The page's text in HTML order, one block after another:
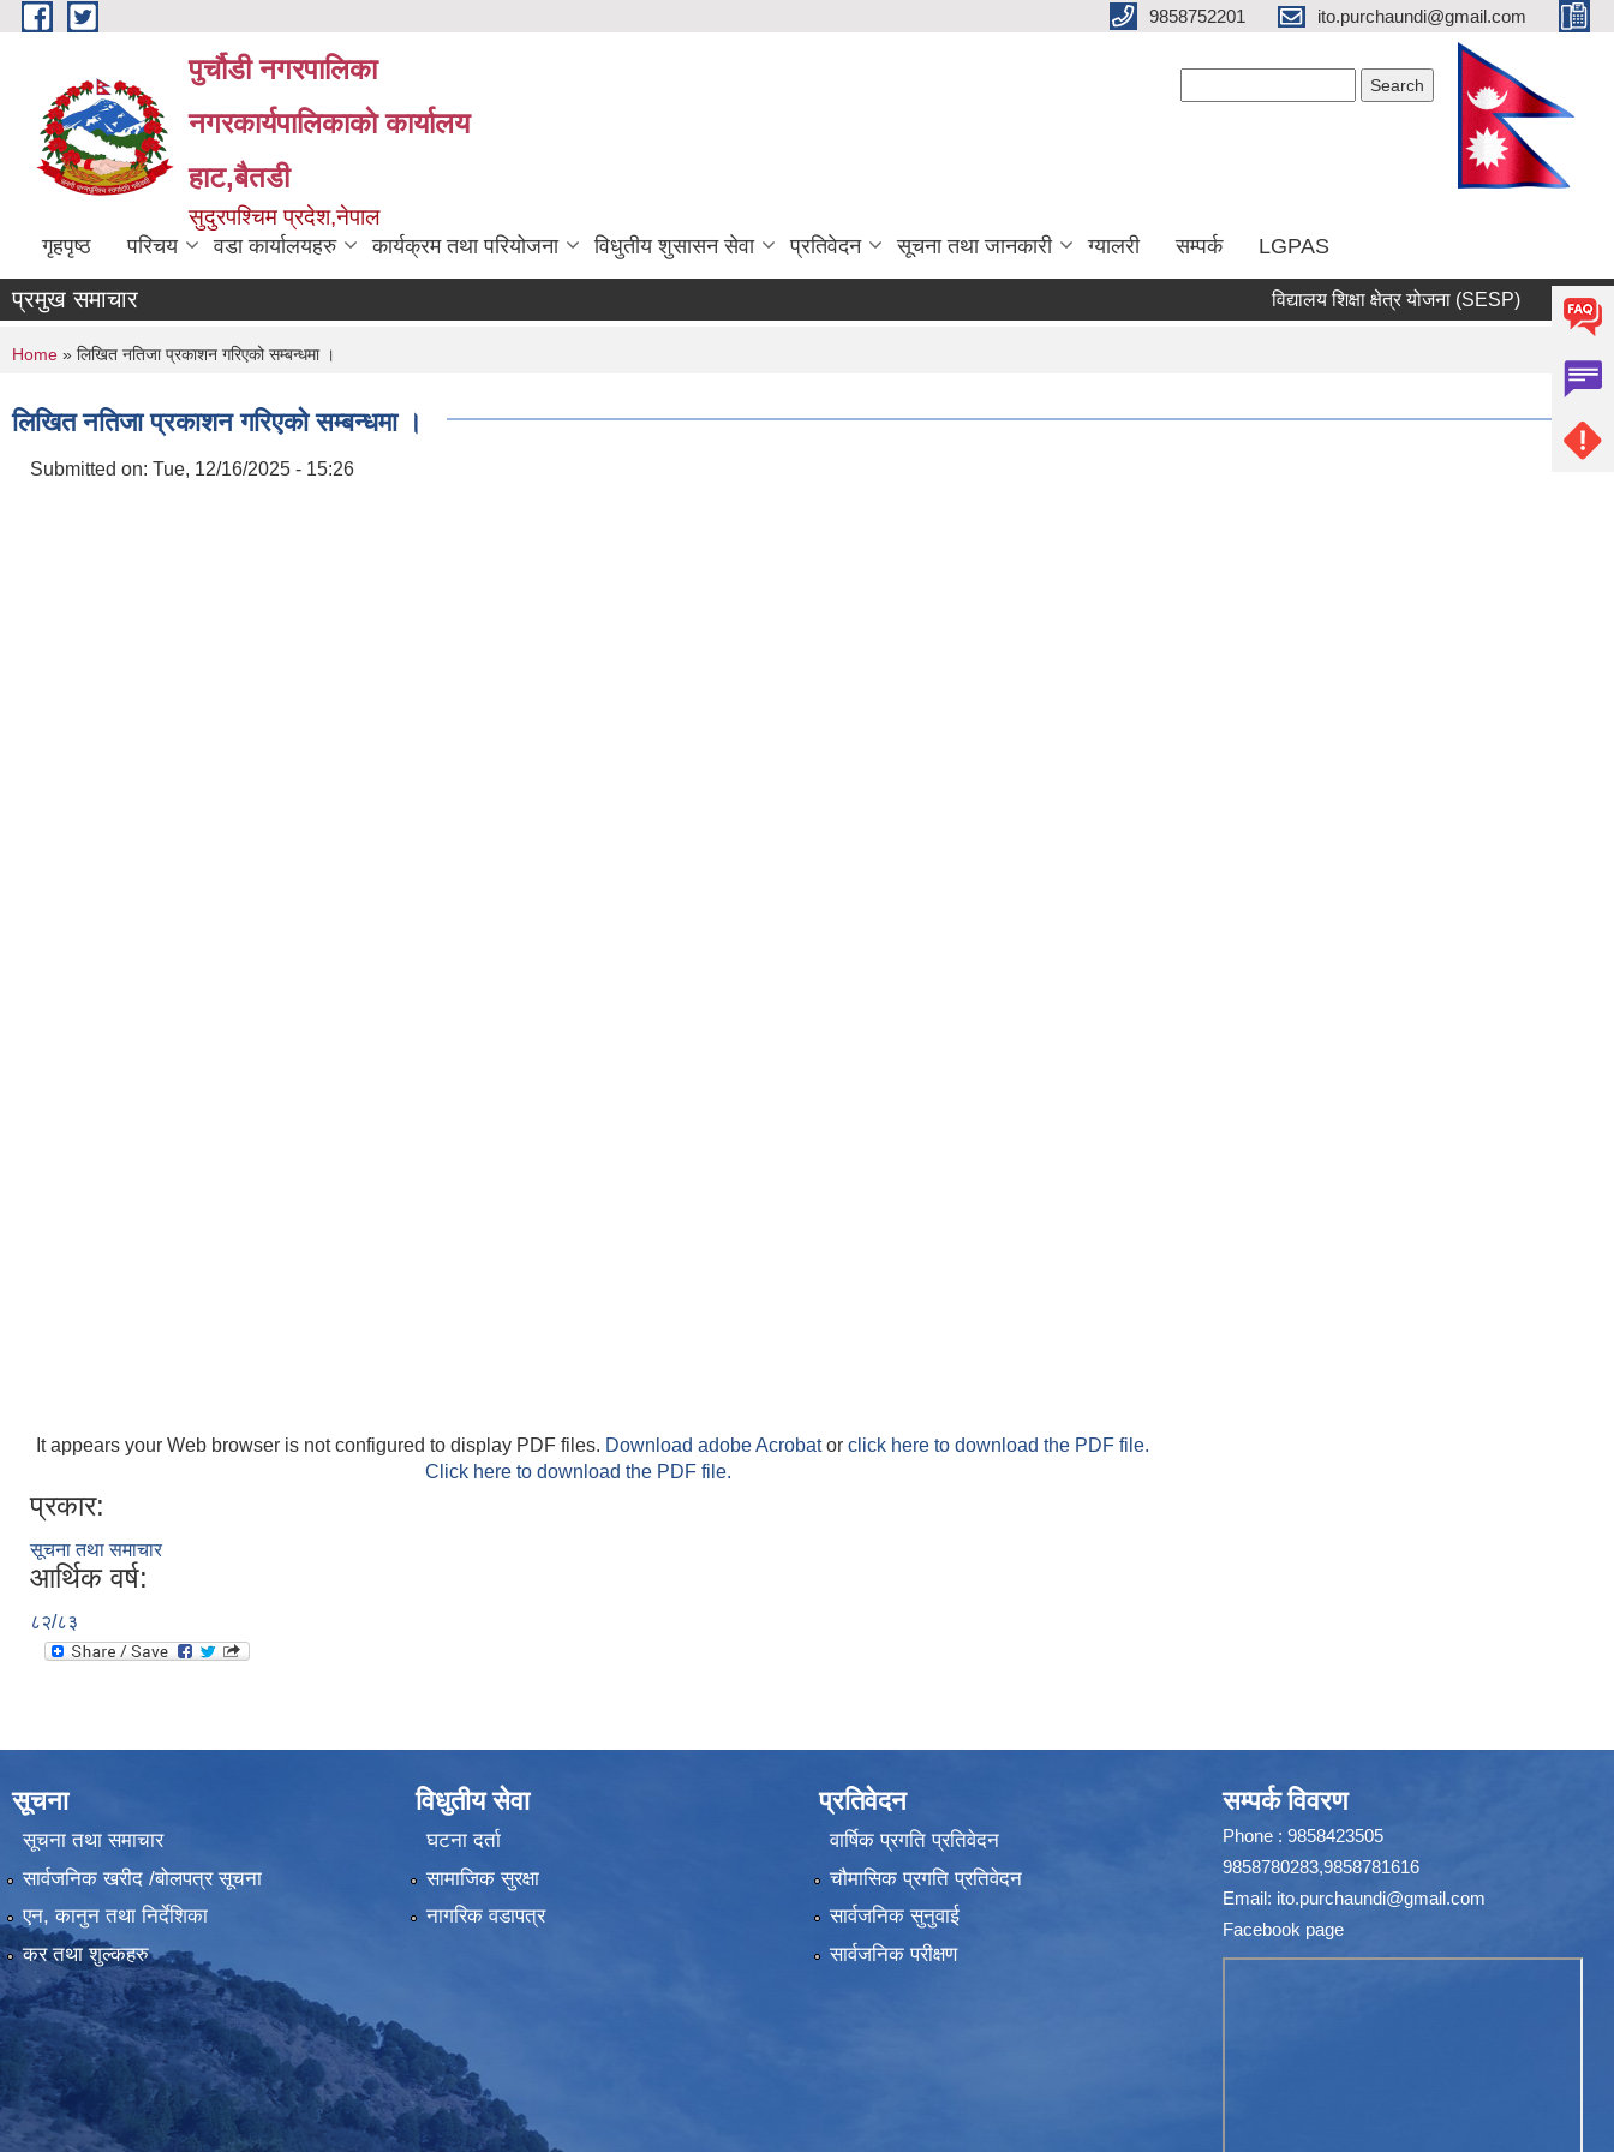
Skip to main content 9858752201 ito.purchaundi@gmail.com
पुर्चौडी नगरपालिका
नगरकार्यपालिकाकाे कार्यालय
हाट,बैतडी
सुदुरपश्चिम प्रदेश,नेपाल
गृहपृष्ठ परिचय वडा कार्यालयहरु कार्यक्रम तथा परियोजना विधुतीय शुसासन सेवा प्रतिवेदन सूचना तथा जानकारी ग्यालरी सम्पर्क LGPAS
प्रमुख समाचार विद्यालय शिक्षा क्षेत्र योजना (SESP)
You are here
Home » लिखित नतिजा प्रकाशन गरिएको सम्बन्धमा ।
लिखित नतिजा प्रकाशन गरिएको सम्बन्धमा ।
Submitted on: Tue, 12/16/2025 - 15:26
It appears your Web browser is not configured to display PDF files. Download adobe Acrobator click here to download the PDF file.
Click here to download the PDF file.
प्रकार:
सूचना तथा समाचार
आर्थिक वर्ष:
८२/८३
सूचना
सूचना तथा समाचार
सार्वजनिक खरीद /बोलपत्र सूचना
एन, कानुन तथा निर्देशिका
कर तथा शुल्कहरु
विधुतीय सेवा
घटना दर्ता
सामाजिक सुरक्षा
नागरिक वडापत्र
प्रतिवेदन
वार्षिक प्रगति प्रतिवेदन
चौमासिक प्रगति प्रतिवेदन
सार्वजनिक सुनुवाई
सार्वजनिक परीक्षण
सम्पर्क विवरण
Phone : 9858423505
9858780283,9858781616
Email: ito.purchaundi@gmail.com
Facebook page